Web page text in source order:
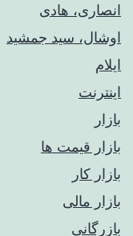
انصاری، هادی
اوشال، سید جمشید
ایلام
اینترنت
بازار
بازار قیمت ها
بازار کار
بازار مالی
بازرگانی